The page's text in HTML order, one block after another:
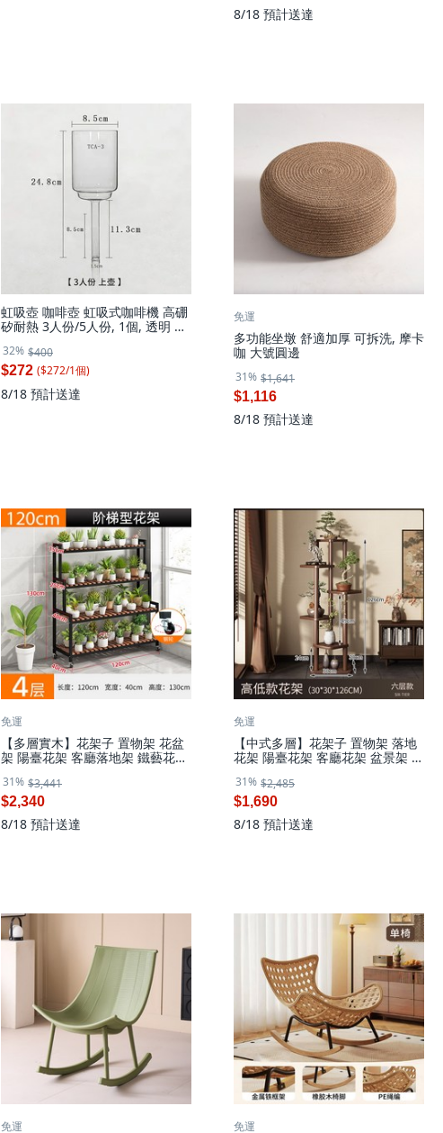
8/18 預計送達
虹吸壺 咖啡壺 虹吸式咖啡機 高硼
矽耐熱 3人份/5人份, 1個, 透明 上
32% $400
$272 ($272/1個)
8/18 預計送達
免運
多功能坐墩 舒適加厚 可拆洗, 摩卡
咖 大號圓邊
31% $1,641
$1,116
8/18 預計送達
免運
【多層實木】花架子 置物架 花盆
架 陽臺花架 客廳落地架 鐵藝花架
穩固耐用 美觀實用, 4層, 黑色 鋼
架 長 120
31% $3,441
$2,340
8/18 預計送達
免運
【中式多層】花架子 置物架 落地
花架 陽臺花架 客廳花架 盆景架 花
層收納 室內外通用, 6層, 胡桃色
31% $2,485
$1,690
8/18 預計送達
免運 免運